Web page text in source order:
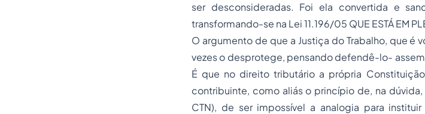
ser desconsideradas. Foi ela convertida e
transformando-se na Lei 11.196/05 QUE ESTÁ EM
O argumento de que a Justiça do Trabalho, que é
vezes o desprotege, pensando defendê-lo-
É que no direito tributário a própria
contribuinte, como aliás o princípio de, na
CTN), de ser impossível a analogia para